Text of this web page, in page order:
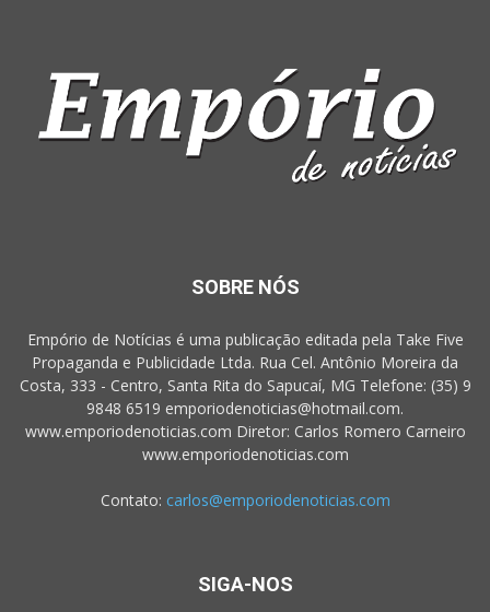
SOBRE NÓS
Empório de Notícias é uma publicação editada pela Take Five
Propaganda e Publicidade Ltda. Rua Cel. Antônio Moreira da
Costa, 333 - Centro, Santa Rita do Sapucaí, MG Telefone: (35) 9
9848 6519 emporiodenoticias@hotmail.com.
www.emporiodenoticias.com Diretor: Carlos Romero Carneiro
www.emporiodenoticias.com
Contato: carlos@emporiodenoticias.com
SIGA-NOS